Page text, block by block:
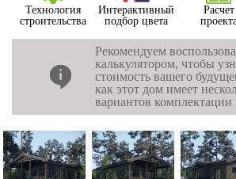
Технология
строительства
Интерактивный
подбор цвета
Расчет
Рекомендуем
калькулятором, чтобы
стоимость вашего
как этот дом имеет
вариантов комплектации